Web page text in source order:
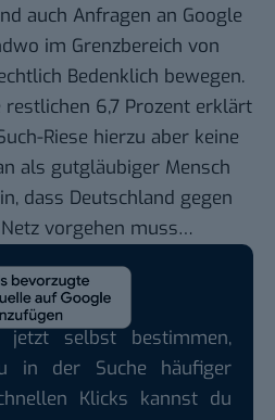
auch Anfragen an Google
im Grenzbereich von
Bedenklich bewegen.
6,7 Prozent erklärt
Riese hierzu aber keine
als gutgläubiger Mensch
dass Deutschland gegen
vorgehen muss…
selbst bestimmen,
in der Suche häufiger
Klicks kannst du